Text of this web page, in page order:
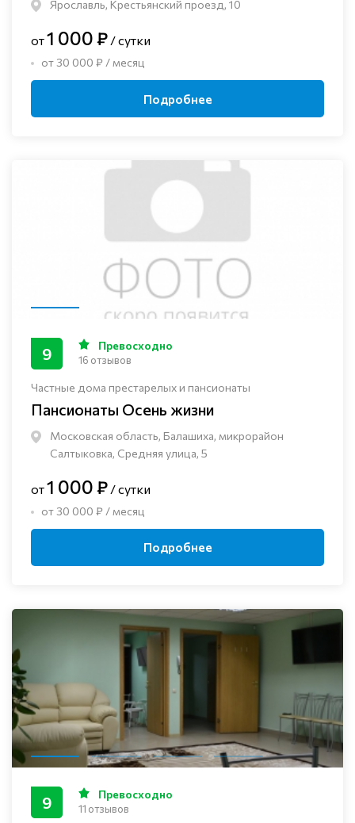
Ярославль, Крестьянский проезд, 10
от1 000 ₽ / сутки
от 30 000 ₽ / месяц
Подробнее
Частные дома престарелых и пансионаты
Пансионаты Осень жизни
Московская область, Балашиха, микрорайон
Салтыковка, Средняя улица, 5
9 Превосходно
16 отзывов
от1 000 ₽ / сутки
от 30 000 ₽ / месяц
Подробнее
9 Превосходно
11 отзывов